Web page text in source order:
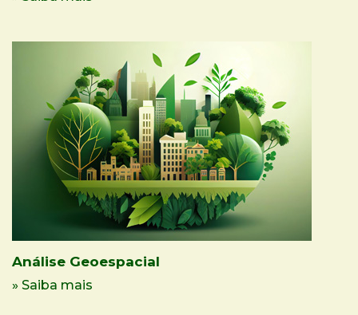
Análise Geoespacial
» Saiba mais